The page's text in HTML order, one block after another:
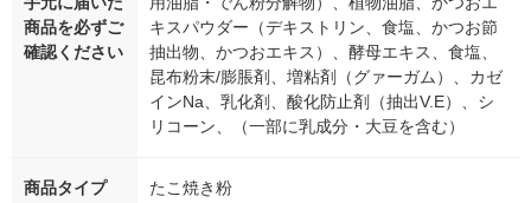
商品を必ずご
確認ください
キスパウダー（デキストリン、食塩、かつお節
抽出物、かつおエキス）、酵母エキス、食塩、
昆布粉末/膨脹剤、増粘剤（グァーガム）、カゼ
インNa、乳化剤、酸化防止剤（抽出V.E）、シ
リコーン、（一部に乳成分・大豆を含む）
商品タイプ たこ焼き粉